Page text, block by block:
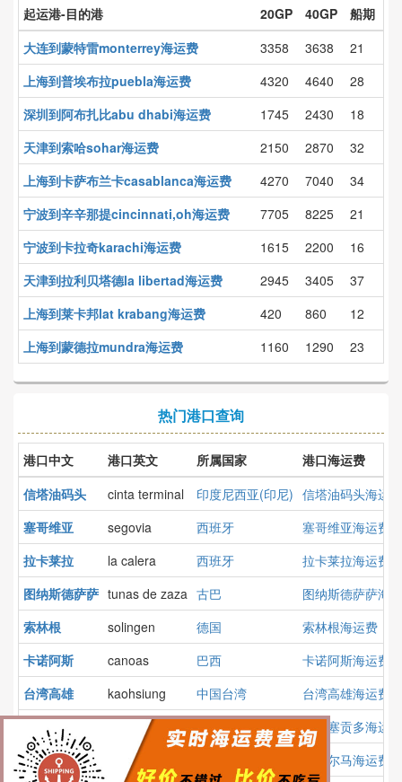
起运港-目的港 20GP 40GP
船期
大连到蒙特雷monterrey海运费
3358 3638
21
上海到普埃布拉puebla海运费
4320 4640
28
深圳到阿布扎比abu dhabi海运费
1745 2430
18
天津到索哈sohar海运费
2150 2870
32
上海到卡萨布兰卡casablanca海运费
4270 7040
34
宁波到辛辛那提cincinnati,oh海运费
7705 8225
21
宁波到卡拉奇karachi海运费
1615 2200
16
天津到拉利贝塔德la libertad海运费
2945 3405
37
上海到莱卡邦lat krabang海运费
420 860
12
上海到蒙德拉mundra海运费
1160 1290 23
热门港口查询
港口中文 港口英文 所属国家
港口海运费
信塔油码头
cinta terminal 印度尼西亚(印尼) 信塔油码头海运费
塞哥维亚
segovia 西班牙
塞哥维亚海运费
拉卡莱拉
la calera 西班牙
拉卡莱拉海运费
图纳斯德萨萨 tunas de zaza 古巴
图纳斯德萨萨海
索林根
solingen 德国
索林根海运费
卡诺阿斯
canoas 巴西
卡诺阿斯海运费
台湾高雄
kaohsiung 中国台湾
台湾高雄海运费
埃尔塞贡多
el segundo 美国
埃尔塞贡多海运费
拉帕尔马
la palma 拉帕尔马海运费